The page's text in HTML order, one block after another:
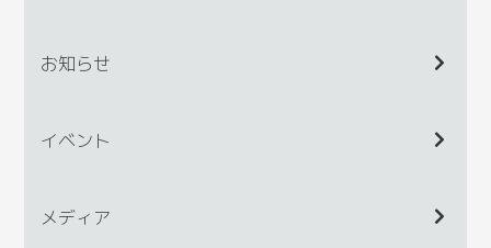
お知らせ
イベント
メディア